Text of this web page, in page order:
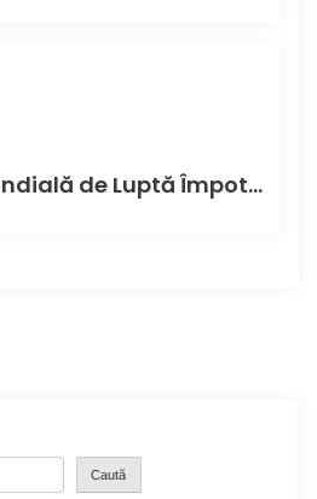
28 iulie Ziua Mondială de Luptă Împotriva Hepatitei
Caută